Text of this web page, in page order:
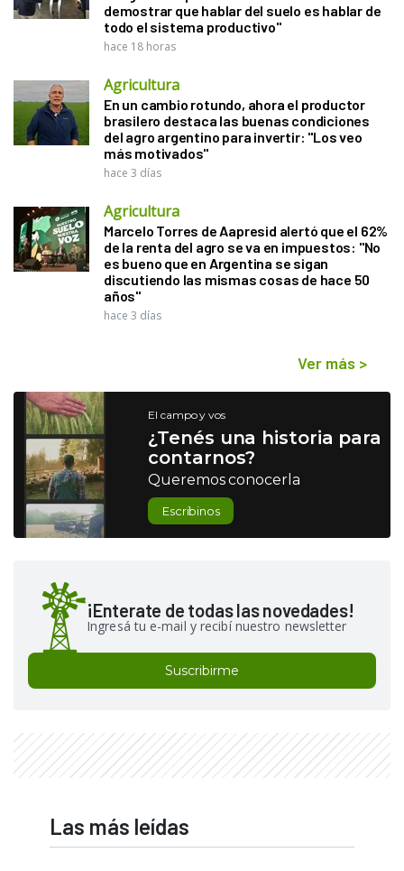
demostrar que hablar del suelo es hablar de
todo el sistema productivo"
hace 18 horas
Agricultura
En un cambio rotundo, ahora el productor
brasilero destaca las buenas condiciones
del agro argentino para invertir: "Los veo
más motivados"
hace 3 días
Agricultura
Marcelo Torres de Aapresid alertó que el 62%
de la renta del agro se va en impuestos: "No
es bueno que en Argentina se sigan
discutiendo las mismas cosas de hace 50
años"
hace 3 días
Ver más >
El campo y vos
¿Tenés una historia para
contarnos?
Queremos conocerla
Escribinos
¡Enterate de todas las novedades!
Ingresá tu e-mail y recibí nuestro newsletter
Suscribirme
Las más leídas